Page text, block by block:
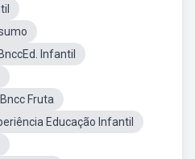
Infantil
Fruta
Educação Infantil